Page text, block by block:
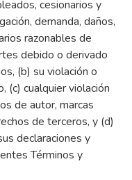
cesionarios y
demanda, daños,
razonables de
debido o derivado
(b) su violación o
(c) cualquier violación
de autor, marcas
de terceros, y (d)
declaraciones y
Términos y